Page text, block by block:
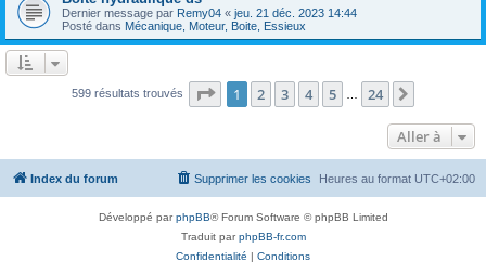
Dernier message par Remy04 « jeu. 21 déc. 2023 14:44
Posté dans Mécanique, Moteur, Boite, Essieux
599 résultats trouvés Page 1sur24
1 2 3 4 5 24
Aller à
Index du forum Heures au format UTC+02:00
Supprimer les cookies
Développé parphpBB® Forum Software © phpBB Limited
Traduit parphpBB-fr.com
Confidentialité | Conditions